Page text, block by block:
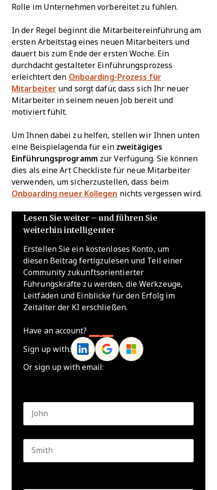
Rolle im Unternehmen vorbereitet zu fühlen.
In der Regel beginnt die Mitarbeitereinführung am
ersten Arbeitstag eines neuen Mitarbeiters und
dauert bis zum Ende der ersten Woche. Ein
durchdacht gestalteter Einführungsprozess
erleichtert den Onboarding-Prozess für
Mitarbeiter und sorgt dafür, dass sich Ihr neuer
Mitarbeiter in seinem neuen Job bereit und
motiviert fühlt.
Um Ihnen dabei zu helfen, stellen wir Ihnen unten
eine Beispielagenda für ein zweitägiges
Einführungsprogramm zur Verfügung. Sie können
dies als eine Art Checkliste für neue Mitarbeiter
verwenden, um sicherzustellen, dass beim
Onboarding neuer Kollegen nichts vergessen wird.
Lesen Sie weiter – und führen Sie
weiterhin intelligenter
Erstellen Sie ein kostenloses Konto, um
diesen Beitrag fertigzulesen und Teil einer
Community zukunftsorientierter
Führungskräfte zu werden, die Werkzeuge,
Leitfäden und Einblicke für den Erfolg im
Zeitalter der KI erschließen.
Have an account?
Sign up with:
Or sign up with email: